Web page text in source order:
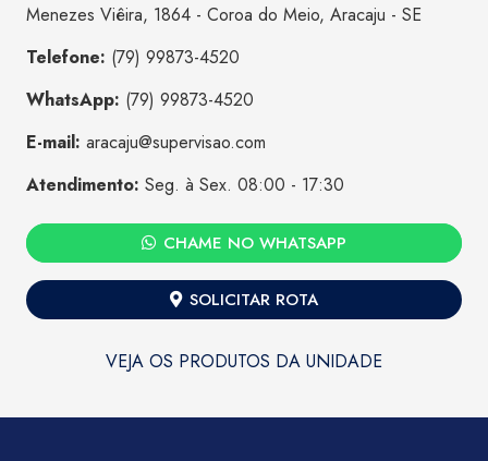
Menezes Viêira, 1864 - Coroa do Meio, Aracaju - SE
Telefone: (79) 99873-4520
WhatsApp: (79) 99873-4520
E-mail: aracaju@supervisao.com
Atendimento: Seg. à Sex. 08:00 - 17:30
CHAME NO WHATSAPP
SOLICITAR ROTA
VEJA OS PRODUTOS DA UNIDADE